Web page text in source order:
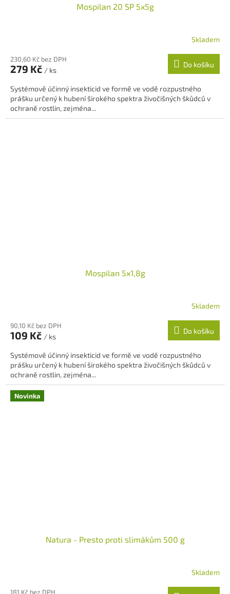
Mospilan 20 SP 5x5g
Skladem
230,60 Kč bez DPH
279 Kč / ks
Do košíku
Systémově účinný insekticid ve formě ve vodě rozpustného
prášku určený k hubení širokého spektra živočišných škůdců v
ochraně rostlin, zejména...
Mospilan 5x1,8g
Skladem
90,10 Kč bez DPH
109 Kč / ks
Do košíku
Systémově účinný insekticid ve formě ve vodě rozpustného
prášku určený k hubení širokého spektra živočišných škůdců v
ochraně rostlin, zejména...
Novinka
Natura - Presto proti slimákům 500 g
Skladem
181 Kč bez DPH